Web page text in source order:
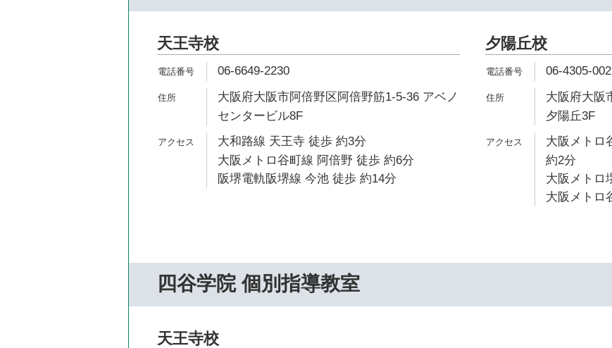
天王寺校
06-6649-2230
大阪府大阪市阿倍野区阿倍野筋1-5-36 アベノ
センタービル8F
大和路線 天王寺 徒歩 約3分
大阪メトロ谷町線 阿倍野 徒歩 約6分
阪堺電軌阪堺線 今池 徒歩 約14分
夕陽丘校
06-4305-
大阪府大阪
夕陽丘3F
大阪メトロ
約2分
大阪メトロ
大阪メトロ
四谷学院 個別指導教室
天王寺校